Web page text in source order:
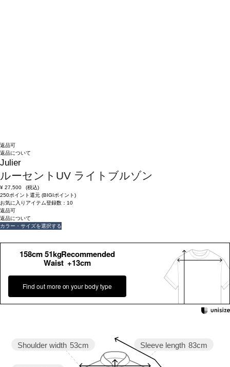
返品可
返品について
Julier
ルーセントUV ライトブルゾン
¥ 27,500
(税込)
250ポイント還元 (BIGIポイント)
お気に入りアイテム登録数： 10
返品可
返品について
カラー・サイズを選択する
158cm 51kgRecommended
Waist +13cm
Find out more on your body type
Sleeve length 83cm
Shoulder width 53cm